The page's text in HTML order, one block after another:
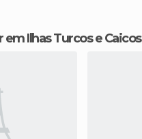
em Ilhas Turcos e Caicos